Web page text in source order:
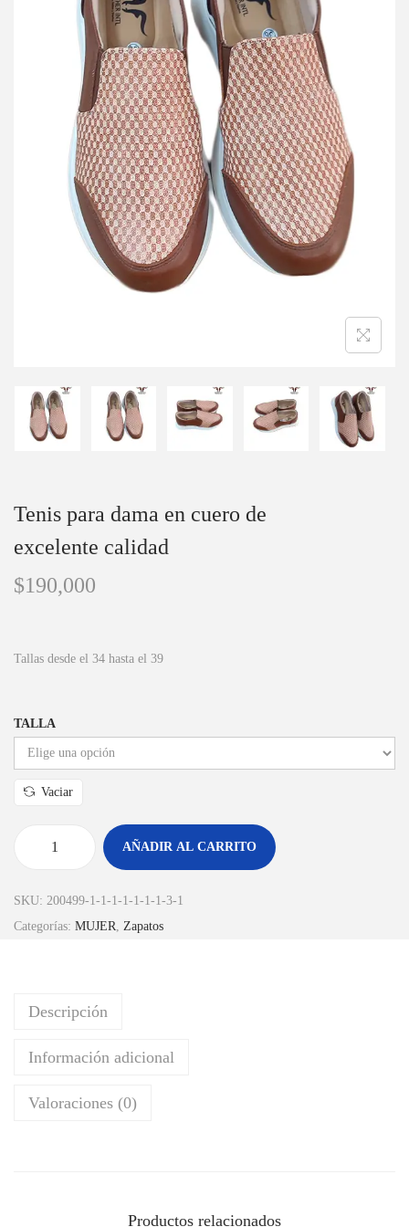
Tenis para dama en cuero de
excelente calidad
$190,000
Tallas desde el 34 hasta el 39
TALLA
Vaciar
AÑADIR AL CARRITO
SKU: 200499-1-1-1-1-1-1-1-3-1
Categorías: MUJER, Zapatos
Descripción
Información adicional
Valoraciones (0)
Productos relacionados